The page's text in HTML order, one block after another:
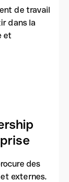
de travail
dans la
et
des
externes.